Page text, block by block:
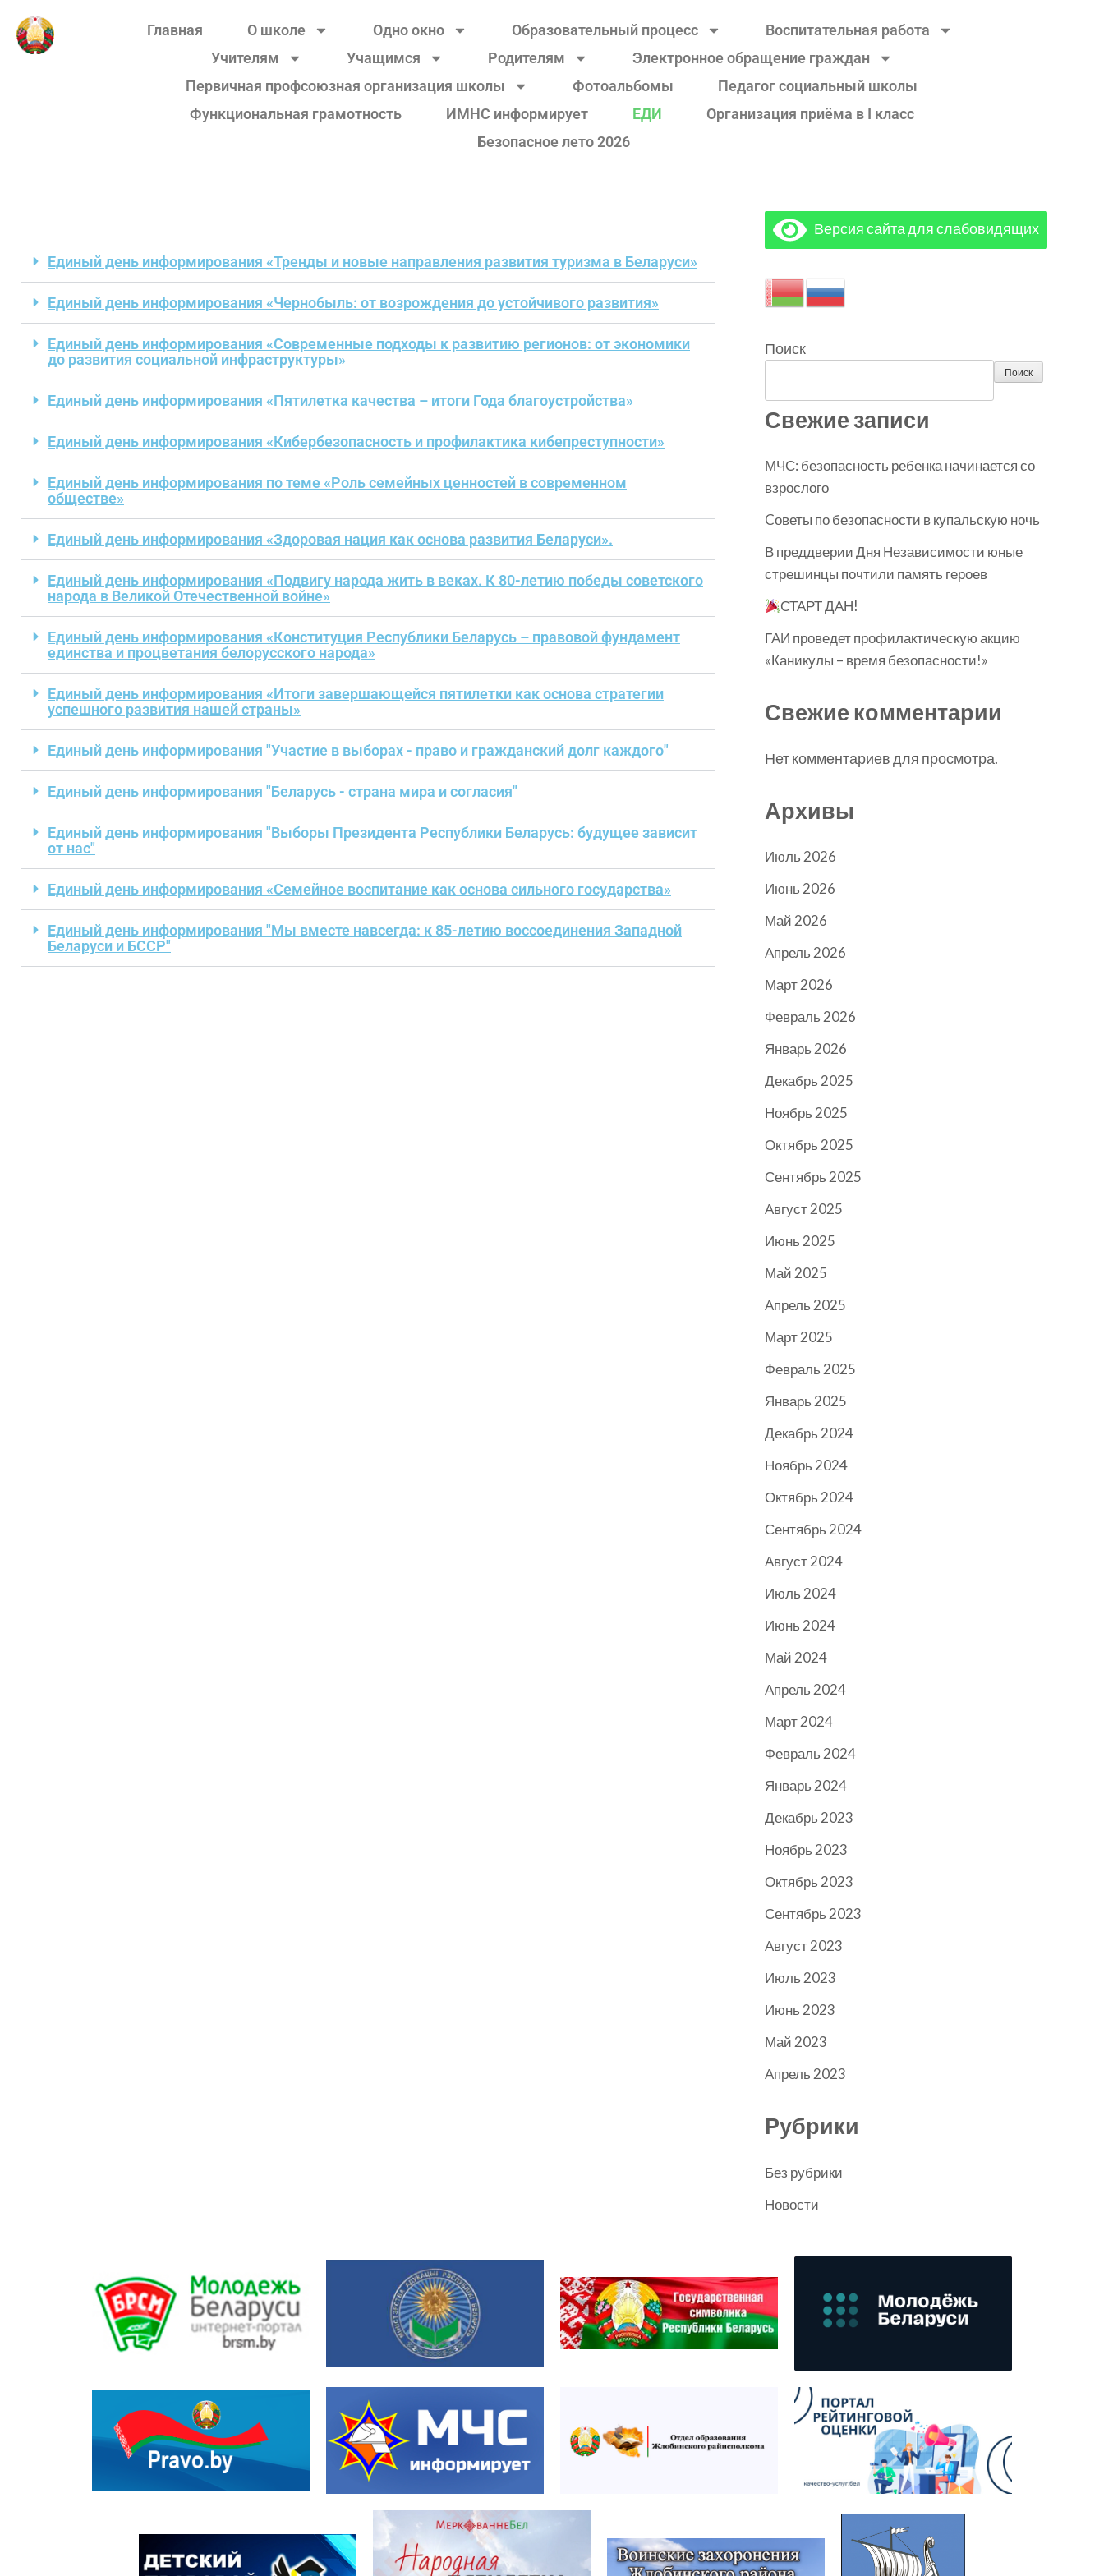
Главная О школе Одно окно Образовательный процесс
Воспитательная работа
Учителям
Учащимся Родителям
Электронное обращение граждан
Первичная профсоюзная организация школы
Фотоальбомы
Педагог социальный школы
Функциональная грамотность
ИМНС информирует ЕДИ
Организация приёма в I класс
Безопасное лето 2026
Единый день информирования «Тренды и новые направления развития туризма в Беларуси»
Единый день информирования «Чернобыль: от возрождения до устойчивого развития»
Единый день информирования «Современные подходы к развитию регионов: от экономики
до развития социальной инфраструктуры»
Единый день информирования «Пятилетка качества – итоги Года благоустройства»
Единый день информирования «Кибербезопасность и профилактика кибепреступности»
Единый день информирования по теме «Роль семейных ценностей в современном
обществе»
Единый день информирования «Здоровая нация как основа развития Беларуси».
Единый день информирования «Подвигу народа жить в веках. К 80-летию победы советского
народа в Великой Отечественной войне»
Единый день информирования «Конституция Республики Беларусь – правовой фундамент
единства и процветания белорусского народа»
Единый день информирования «Итоги завершающейся пятилетки как основа стратегии
успешного развития нашей страны»
Единый день информирования "Участие в выборах - право и гражданский долг каждого"
Единый день информирования "Беларусь - страна мира и согласия"
Единый день информирования "Выборы Президента Республики Беларусь: будущее зависит
от нас"
Единый день информирования «Семейное воспитание как основа сильного государства»
Единый день информирования "Мы вместе навсегда: к 85-летию воссоединения Западной
Беларуси и БССР"
Версия сайта для слабовидящих
Поиск
Поиск
Свежие записи
МЧС: безопасность ребенка начинается со
взрослого
Cоветы по безопасности в купальскую ночь
В преддверии Дня Независимости юные
стрешинцы почтили память героев
СТАРТ ДАН!
ГАИ проведет профилактическую акцию
«Каникулы – время безопасности!»
Свежие комментарии
Нет комментариев для просмотра.
Архивы
Июль 2026
Июнь 2026
Май 2026
Апрель 2026
Март 2026
Февраль 2026
Январь 2026
Декабрь 2025
Ноябрь 2025
Октябрь 2025
Сентябрь 2025
Август 2025
Июнь 2025
Май 2025
Апрель 2025
Март 2025
Февраль 2025
Январь 2025
Декабрь 2024
Ноябрь 2024
Октябрь 2024
Сентябрь 2024
Август 2024
Июль 2024
Июнь 2024
Май 2024
Апрель 2024
Март 2024
Февраль 2024
Январь 2024
Декабрь 2023
Ноябрь 2023
Октябрь 2023
Сентябрь 2023
Август 2023
Июль 2023
Июнь 2023
Май 2023
Апрель 2023
Рубрики
Без рубрики
Новости